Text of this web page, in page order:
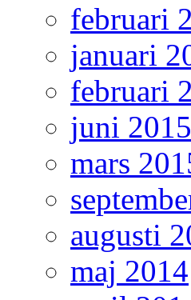
februari
januari
februari
juni 2015
mars
augusti
maj 2014